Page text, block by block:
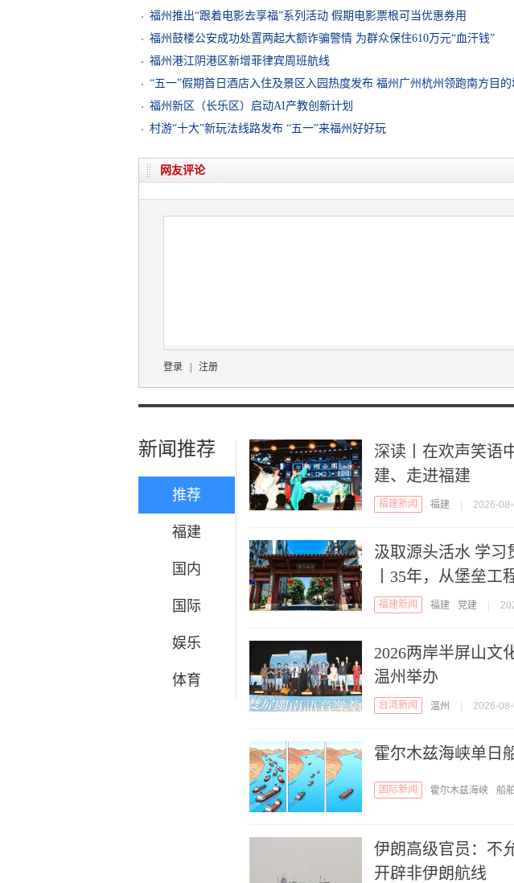
福州推出“跟着电影去享福”系列活动 假期电影票根可当优惠券用
福州鼓楼公安成功处置两起大额诈骗警情 为群众保住610万元“血汗钱”
福州港江阴港区新增菲律宾周班航线
“五一”假期首日酒店入住及景区入园热度发布 福州广州杭州领跑南方目的
福州新区（长乐区）启动AI产教创新计划
村游“十大”新玩法线路发布 “五一”来福州好好玩
网友评论
登录 注册
新闻推荐
推荐
福建
国内
国际
娱乐
体育
深读丨在欢声笑语
建、走进福建
福建新闻 福建 2026-
汲取源头活水 学
丨35年，从堡垒工
福建新闻 福建 党建
2026两岸半屏山文
温州举办
台湾新闻 温州 2026-
霍尔木兹海峡单日
国际新闻 霍尔木兹海峡 船
伊朗高级官员：不
开辟非伊朗航线